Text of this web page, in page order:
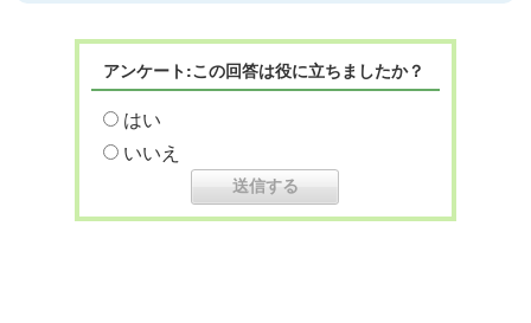
アンケート:この回答は役に立ちましたか？
はい
いいえ